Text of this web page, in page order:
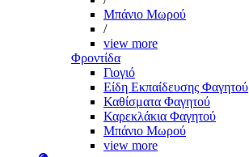
Μπάνιο Μωρού
/
view more
Φροντίδα
Γιογιό
Είδη Εκπαίδευσης Φαγητού
Καθίσματα Φαγητού
Καρεκλάκια Φαγητού
Μπάνιο Μωρού
view more